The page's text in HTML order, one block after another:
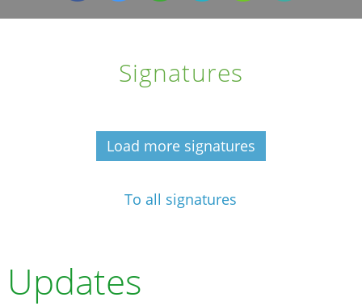
Signatures
Load more signatures
To all signatures
Updates